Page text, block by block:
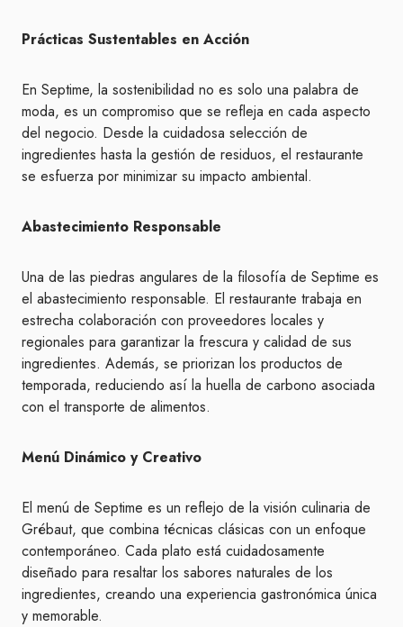
Prácticas Sustentables en Acción
En Septime, la sostenibilidad no es solo una palabra de
moda, es un compromiso que se refleja en cada aspecto
del negocio. Desde la cuidadosa selección de
ingredientes hasta la gestión de residuos, el restaurante
se esfuerza por minimizar su impacto ambiental.
Abastecimiento Responsable
Una de las piedras angulares de la filosofía de Septime es
el abastecimiento responsable. El restaurante trabaja en
estrecha colaboración con proveedores locales y
regionales para garantizar la frescura y calidad de sus
ingredientes. Además, se priorizan los productos de
temporada, reduciendo así la huella de carbono asociada
con el transporte de alimentos.
Menú Dinámico y Creativo
El menú de Septime es un reflejo de la visión culinaria de
Grébaut, que combina técnicas clásicas con un enfoque
contemporáneo. Cada plato está cuidadosamente
diseñado para resaltar los sabores naturales de los
ingredientes, creando una experiencia gastronómica única
y memorable.